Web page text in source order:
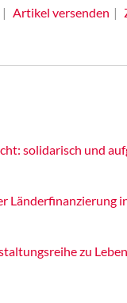
Artikel versenden
solidarisch und
Länderfinanzierung
zu